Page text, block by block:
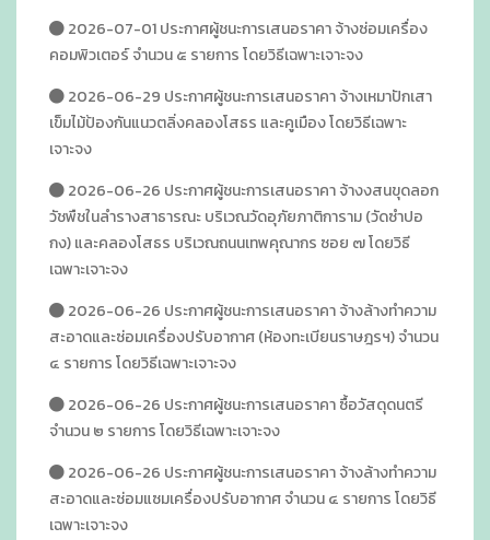
2026-07-01 ประกาศผู้ชนะการเสนอราคา จ้างซ่อมเครื่อง
คอมพิวเตอร์ จำนวน ๕ รายการ โดยวิธีเฉพาะเจาะจง
2026-06-29 ประกาศผู้ชนะการเสนอราคา จ้างเหมาปักเสา
เข็มไม้ป้องกันแนวตลิ่งคลองโสธร และคูเมือง โดยวิธีเฉพาะ
เจาะจง
2026-06-26 ประกาศผู้ชนะการเสนอราคา จ้างงสนขุดลอก
วัชพืชในลำรางสาธารณะ บริเวณวัดอุภัยภาติการาม (วัดซำปอ
กง) และคลองโสธร บริเวณถนนเทพคุณากร ซอย ๗ โดยวิธี
เฉพาะเจาะจง
2026-06-26 ประกาศผู้ชนะการเสนอราคา จ้างล้างทำความ
สะอาดและซ่อมเครื่องปรับอากาศ (ห้องทะเบียนราษฎรฯ) จำนวน
๔ รายการ โดยวิธีเฉพาะเจาะจง
2026-06-26 ประกาศผู้ชนะการเสนอราคา ซื้อวัสดุดนตรี
จำนวน ๒ รายการ โดยวิธีเฉพาะเจาะจง
2026-06-26 ประกาศผู้ชนะการเสนอราคา จ้างล้างทำความ
สะอาดและซ่อมแซมเครื่องปรับอากาศ จำนวน ๔ รายการ โดยวิธี
เฉพาะเจาะจง